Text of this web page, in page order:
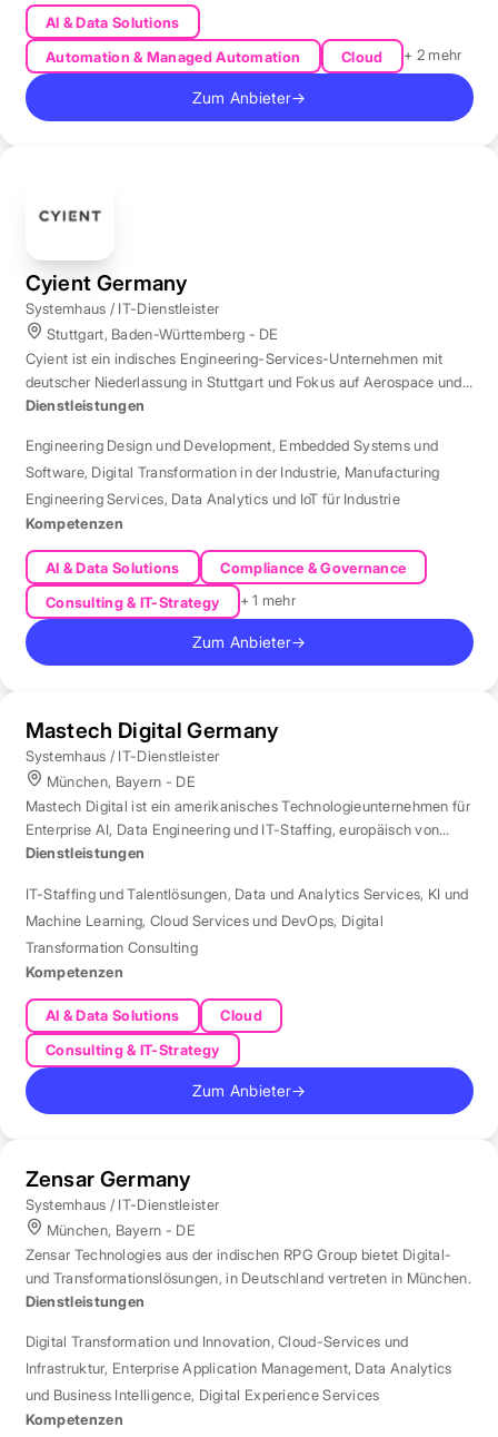
AI & Data Solutions
Automation & Managed Automation
Cloud + 2 mehr
Zum Anbieter→
Cyient Germany
Systemhaus / IT-Dienstleister
Stuttgart, Baden-Württemberg - DE
Cyient ist ein indisches Engineering-Services-Unternehmen mit
deutscher Niederlassung in Stuttgart und Fokus auf Aerospace und
Automotive.
Dienstleistungen
Engineering Design und Development, Embedded Systems und
Software, Digital Transformation in der Industrie, Manufacturing
Engineering Services, Data Analytics und IoT für Industrie
Kompetenzen
AI & Data Solutions
Compliance & Governance
Consulting & IT-Strategy
+ 1 mehr
Zum Anbieter→
Mastech Digital Germany
Systemhaus / IT-Dienstleister
München, Bayern - DE
Mastech Digital ist ein amerikanisches Technologieunternehmen für
Enterprise AI, Data Engineering und IT-Staffing, europäisch von
London aus betreut.
Dienstleistungen
IT-Staffing und Talentlösungen, Data und Analytics Services, KI und
Machine Learning, Cloud Services und DevOps, Digital
Transformation Consulting
Kompetenzen
AI & Data Solutions
Cloud
Consulting & IT-Strategy
Zum Anbieter→
Zensar Germany
Systemhaus / IT-Dienstleister
München, Bayern - DE
Zensar Technologies aus der indischen RPG Group bietet Digital-
und Transformationslösungen, in Deutschland vertreten in München.
Dienstleistungen
Digital Transformation und Innovation,Cloud-Services und
Infrastruktur, Enterprise Application Management, Data Analytics
und Business Intelligence, Digital Experience Services
Kompetenzen